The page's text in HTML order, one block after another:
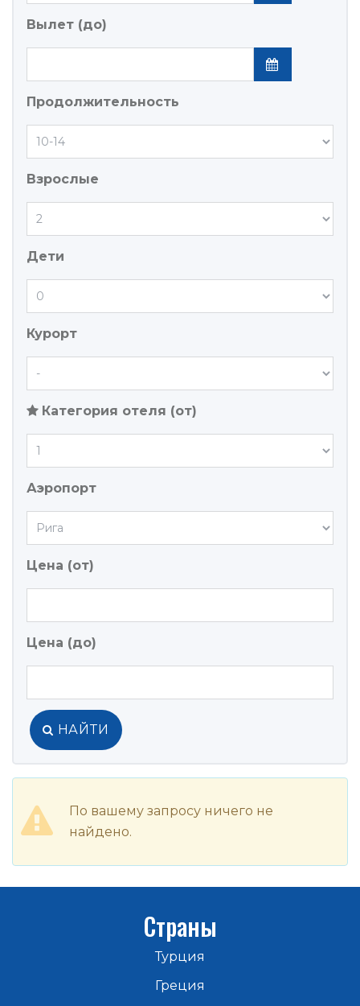
Вылет (до)
Продолжительность
Взрослые
Дети
Курорт
Категория отеля (от)
Аэропорт
Цена (от)
Цена (до)
НАЙТИ
По вашему запросу ничего не
найдено.
Страны
Турция
Греция